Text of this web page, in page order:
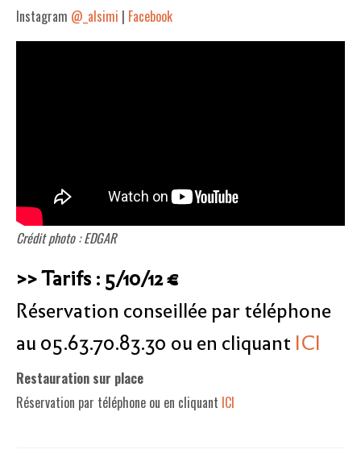
Instagram @_alsimi | Facebook
Crédit photo : EDGAR
>> Tarifs : 5/10/12 €
Réservation conseillée par téléphone
au 05.63.70.83.30 ou en cliquant ICI
Restauration sur place
Réservation par téléphone ou en cliquant ICI